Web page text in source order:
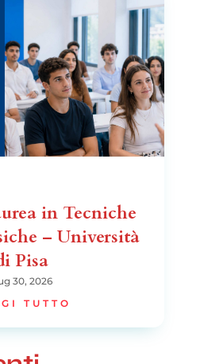
in Tecniche
– Università
Pisa
30, 2026
TUTTO